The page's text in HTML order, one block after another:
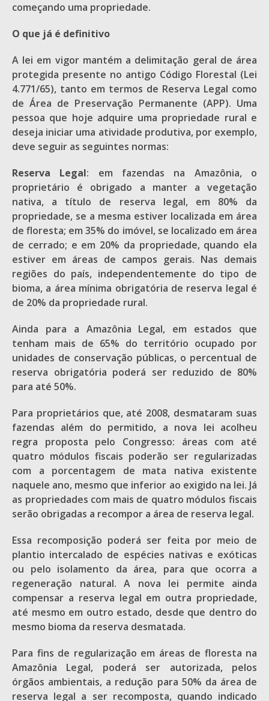
começando uma propriedade.
O que já é definitivo
A lei em vigor mantém a delimitação geral de área
protegida presente no antigo Código Florestal (Lei
4.771/65), tanto em termos de Reserva Legal como
de Área de Preservação Permanente (APP). Uma
pessoa que hoje adquire uma propriedade rural e
deseja iniciar uma atividade produtiva, por exemplo,
deve seguir as seguintes normas:
Reserva Legal: em fazendas na Amazônia, o
proprietário é obrigado a manter a vegetação
nativa, a título de reserva legal, em 80% da
propriedade, se a mesma estiver localizada em área
de floresta; em 35% do imóvel, se localizado em área
de cerrado; e em 20% da propriedade, quando ela
estiver em áreas de campos gerais. Nas demais
regiões do país, independentemente do tipo de
bioma, a área mínima obrigatória de reserva legal é
de 20% da propriedade rural.
Ainda para a Amazônia Legal, em estados que
tenham mais de 65% do território ocupado por
unidades de conservação públicas, o percentual de
reserva obrigatória poderá ser reduzido de 80%
para até 50%.
Para proprietários que, até 2008, desmataram suas
fazendas além do permitido, a nova lei acolheu
regra proposta pelo Congresso: áreas com até
quatro módulos fiscais poderão ser regularizadas
com a porcentagem de mata nativa existente
naquele ano, mesmo que inferior ao exigido na lei. Já
as propriedades com mais de quatro módulos fiscais
serão obrigadas a recompor a área de reserva legal.
Essa recomposição poderá ser feita por meio de
plantio intercalado de espécies nativas e exóticas
ou pelo isolamento da área, para que ocorra a
regeneração natural. A nova lei permite ainda
compensar a reserva legal em outra propriedade,
até mesmo em outro estado, desde que dentro do
mesmo bioma da reserva desmatada.
Para fins de regularização em áreas de floresta na
Amazônia Legal, poderá ser autorizada, pelos
órgãos ambientais, a redução para 50% da área de
reserva legal a ser recomposta, quando indicado